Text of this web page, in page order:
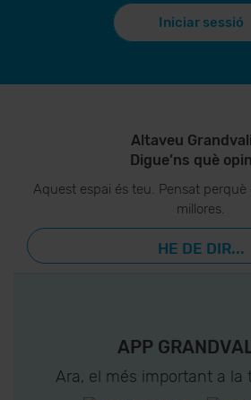
Iniciar sessió
Altaveu
Digue’ns què
Aquest espai és teu. Pensat
millores.
HE DE DIR...
APP
Ara, el més important a la